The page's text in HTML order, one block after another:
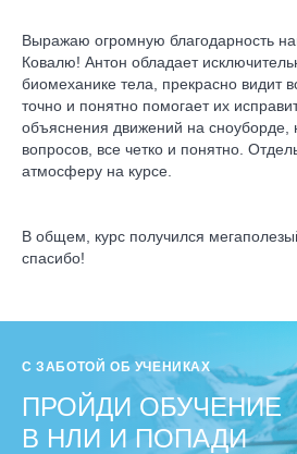
Выражаю огромную благодарность
Ковалю! Антон обладает
биомеханике тела, прекрасно видит
точно и понятно помогает их
объяснения движений на сноуборде,
вопросов, все четко и понятно.
атмосферу на курсе.
В общем, курс получился
спасибо!
С ЗАБОТОЙ ОБ УЧЕНИКАХ
ПРОЙДИ ОБУЧЕНИЕ
В НЛИ И ПОПАДИ